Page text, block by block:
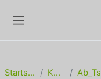
Startseite Kurse